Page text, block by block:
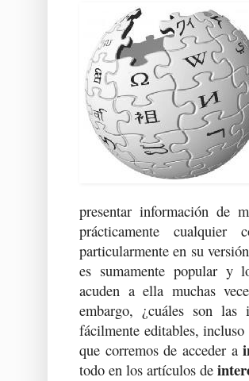
presentar información de
prácticamente
particularmente en su
es sumamente popular y
acuden a ella muchas
embargo, ¿cuáles son las
fácilmente editables,
que corremos de acceder a
todo en los artículos de